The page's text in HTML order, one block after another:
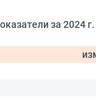
за 2024 г.